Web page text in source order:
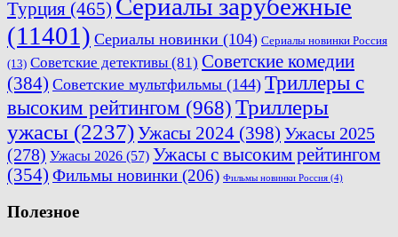
Турция (465) Сериалы зарубежные
(11401) Сериалы новинки (104) Сериалы новинки Россия
(13) Советские детективы (81) Советские комедии
(384) Советские мультфильмы (144) Триллеры с
высоким рейтингом (968) Триллеры
ужасы (2237)Ужасы 2024 (398) Ужасы 2025
(278) Ужасы 2026 (57) Ужасы с высоким рейтингом
(354) Фильмы новинки (206) Фильмы новинки Россия (4)
Полезное